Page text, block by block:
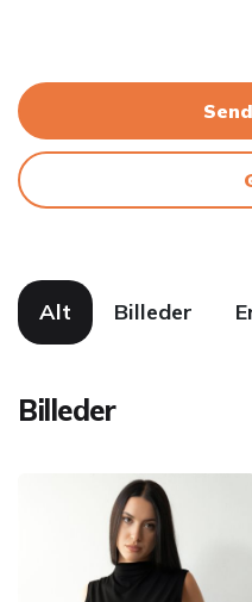
Alt Billeder
Billeder